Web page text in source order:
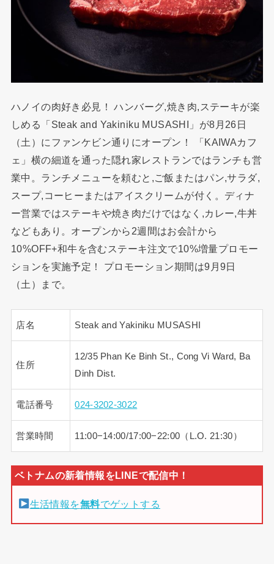
ハノイの肉好き必見！ ハンバーグ,焼き肉,ステーキが楽
しめる「Steak and Yakiniku MUSASHI」が8月26日
（土）にファンケビン通りにオープン！ 「KAIWAカフ
ェ」横の細道を通った隠れ家レストランではランチも営
業中。ランチメニューを頼むと,ご飯またはパン,サラダ,
スープ,コーヒーまたはアイスクリームが付く。ディナ
ー営業ではステーキや焼き肉だけではなく,カレー,牛丼
などもあり。オープンから2週間はお会計から
10%OFF+和牛を含むステーキ注文で10%増量プロモー
ションを実施予定！ プロモーション期間は9月9日
（土）まで。
店名 Steak and Yakiniku MUSASHI
住所
12/35 Phan Ke Binh St., Cong Vi Ward, Ba
Dinh Dist.
電話番号 024-3202-3022
営業時間 11:00−14:00/17:00−22:00（L.O. 21:30）
生活情報を無料でゲットする